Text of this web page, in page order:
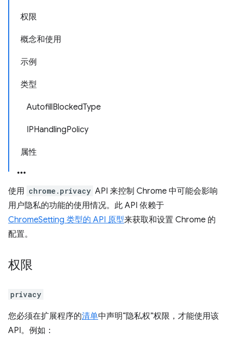
权限
概念和使用
示例
类型
AutofillBlockedType
IPHandlingPolicy
属性
使用 chrome.privacy API 来控制 Chrome 中可能会影响
用户隐私的功能的使用情况。此 API 依赖于
ChromeSetting 类型的 API 原型来获取和设置 Chrome 的
配置。
权限
privacy
您必须在扩展程序的清单中声明“隐私权”权限，才能使用该
API。例如：